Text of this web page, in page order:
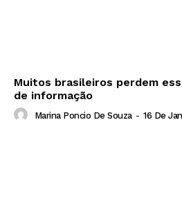
Muitos brasileiros perdem
de informação
Marina Poncio De Souza - 16 De